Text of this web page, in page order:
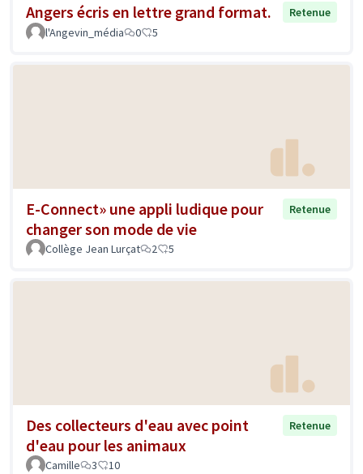
Angers écris en lettre grand format.
Retenue
l'Angevin_média
0 5
E-Connect» une appli ludique pour
changer son mode de vie
Retenue
Collège Jean Lurçat 2 5
Des collecteurs d'eau avec point
d'eau pour les animaux
Retenue
Camille 3 10